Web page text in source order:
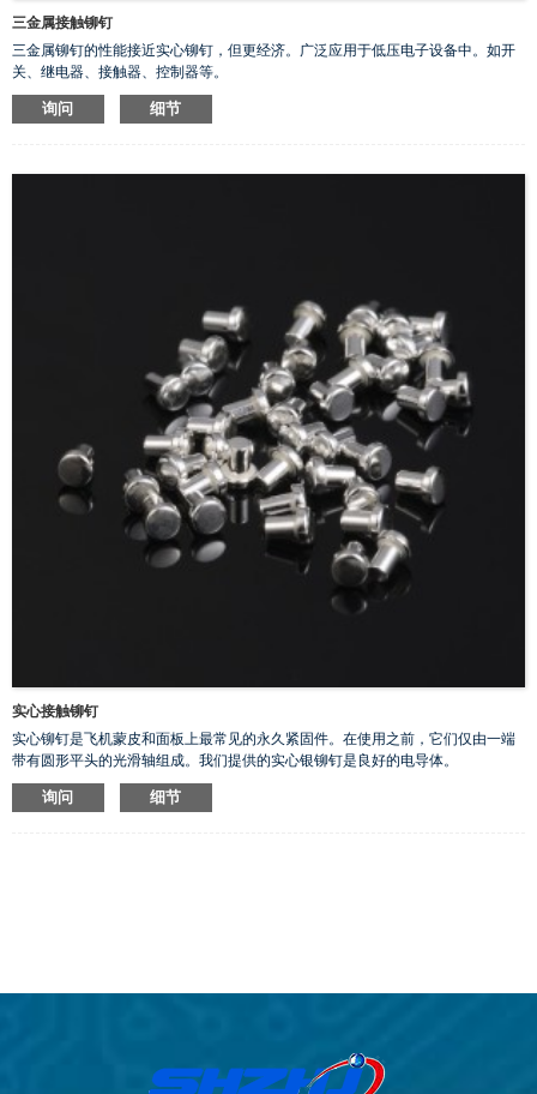
三金属接触铆钉
三金属铆钉的性能接近实心铆钉，但更经济。广泛应用于低压电子设备中。如开
关、继电器、接触器、控制器等。
询问 细节
实心接触铆钉
实心铆钉是飞机蒙皮和面板上最常见的永久紧固件。在使用之前，它们仅由一端
带有圆形平头的光滑轴组成。我们提供的实心银铆钉是良好的电导体。
询问 细节